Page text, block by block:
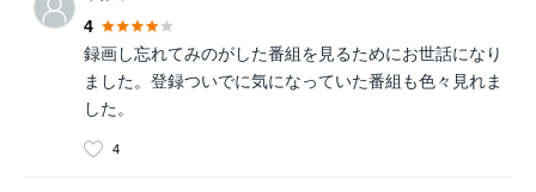
4
録画し忘れてみのがした番組を見るためにお世話になり
ました。登録ついでに気になっていた番組も色々見れま
した。
4